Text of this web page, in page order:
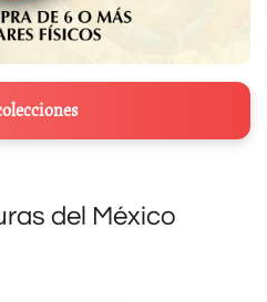
del México